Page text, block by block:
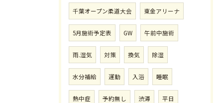
千葉オープン柔道大会 東金アリーナ
5月施術予定表 GW 午前中施術
雨.湿気 対策 換気 除湿
水分補給 運動 入浴 睡眠
熱中症 予約無し 渋滞 平日